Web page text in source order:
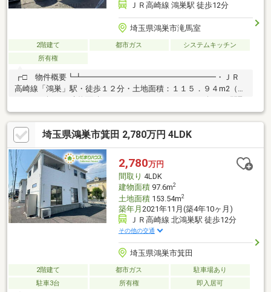
ＪＲ高崎線 鴻巣駅 徒歩12分
埼玉県鴻巣市滝馬室
2階建て 都市ガス
システムキッチン
所有権
┏□ 物件概要┗┻━━━━━━━━━━━━━━━━━・ＪＲ
高崎線「鴻巣」駅・徒歩１２分・土地面積：１１５．９４m2（３
タイプ：３ＬＤＫ・ＬＤＫ約１５．８畳：南東向き・対面式キッ
チン：勝手口有・浴室：１６１６サイズ・収納：全居室収納有、
床下収納（キッチン） 吊戸棚（キッチン、トイレ）、階
段下収納・出窓３カ所有（LD、２階洋室約5.3畳、和室） ～全
居室開口部２面以上有～・都市ガス・カースペース２台駐車可
（縦列駐車） ※駐車可能寸法に制限有
埼玉県鴻巣市箕田 2,780万円 4LDK
2,780万円
間取り 4LDK
建物面積97.6m2
土地面積153.54m2
築年月 2021年11月(築4年10ヶ月)
ＪＲ高崎線 北鴻巣駅 徒歩12分
その他の交通
埼玉県鴻巣市箕田
2階建て 都市ガス
駐車場あり
駐車3台
所有権 即入居可